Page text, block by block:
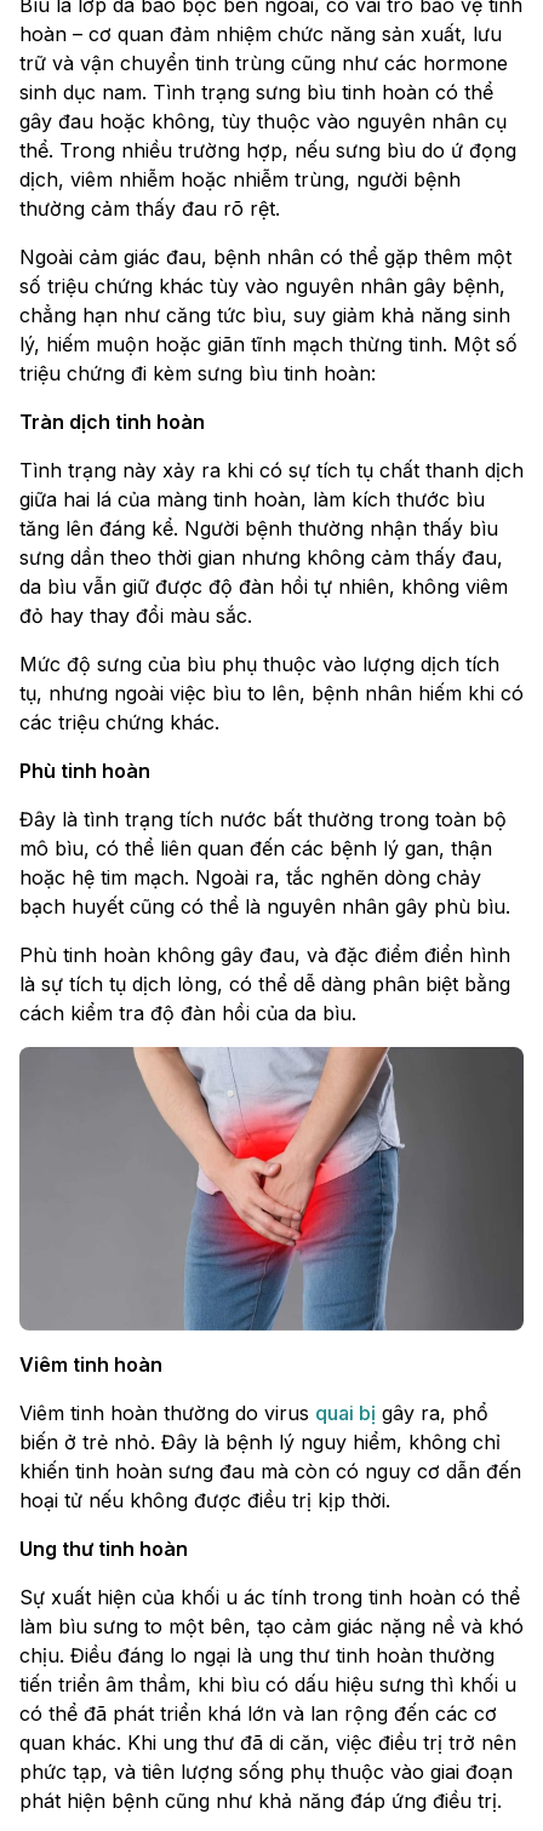
Bìu là lớp da bao bọc bên ngoài, có vai trò bảo vệ tinh
hoàn – cơ quan đảm nhiệm chức năng sản xuất, lưu
trữ và vận chuyển tinh trùng cũng như các hormone
sinh dục nam. Tình trạng sưng bìu tinh hoàn có thể
gây đau hoặc không, tùy thuộc vào nguyên nhân cụ
thể. Trong nhiều trường hợp, nếu sưng bìu do ứ đọng
dịch, viêm nhiễm hoặc nhiễm trùng, người bệnh
thường cảm thấy đau rõ rệt.
Ngoài cảm giác đau, bệnh nhân có thể gặp thêm một
số triệu chứng khác tùy vào nguyên nhân gây bệnh,
chẳng hạn như căng tức bìu, suy giảm khả năng sinh
lý, hiếm muộn hoặc giãn tĩnh mạch thừng tinh. Một số
triệu chứng đi kèm sưng bìu tinh hoàn:
Tràn dịch tinh hoàn
Tình trạng này xảy ra khi có sự tích tụ chất thanh dịch
giữa hai lá của màng tinh hoàn, làm kích thước bìu
tăng lên đáng kể. Người bệnh thường nhận thấy bìu
sưng dần theo thời gian nhưng không cảm thấy đau,
da bìu vẫn giữ được độ đàn hồi tự nhiên, không viêm
đỏ hay thay đổi màu sắc.
Mức độ sưng của bìu phụ thuộc vào lượng dịch tích
tụ, nhưng ngoài việc bìu to lên, bệnh nhân hiếm khi có
các triệu chứng khác.
Phù tinh hoàn
Đây là tình trạng tích nước bất thường trong toàn bộ
mô bìu, có thể liên quan đến các bệnh lý gan, thận
hoặc hệ tim mạch. Ngoài ra, tắc nghẽn dòng chảy
bạch huyết cũng có thể là nguyên nhân gây phù bìu.
Phù tinh hoàn không gây đau, và đặc điểm điển hình
là sự tích tụ dịch lỏng, có thể dễ dàng phân biệt bằng
cách kiểm tra độ đàn hồi của da bìu.
Viêm tinh hoàn
Viêm tinh hoàn thường do virus quai bị gây ra, phổ
biến ở trẻ nhỏ. Đây là bệnh lý nguy hiểm, không chỉ
khiến tinh hoàn sưng đau mà còn có nguy cơ dẫn đến
hoại tử nếu không được điều trị kịp thời.
Ung thư tinh hoàn
Sự xuất hiện của khối u ác tính trong tinh hoàn có thể
làm bìu sưng to một bên, tạo cảm giác nặng nề và khó
chịu. Điều đáng lo ngại là ung thư tinh hoàn thường
tiến triển âm thầm, khi bìu có dấu hiệu sưng thì khối u
có thể đã phát triển khá lớn và lan rộng đến các cơ
quan khác. Khi ung thư đã di căn, việc điều trị trở nên
phức tạp, và tiên lượng sống phụ thuộc vào giai đoạn
phát hiện bệnh cũng như khả năng đáp ứng điều trị.